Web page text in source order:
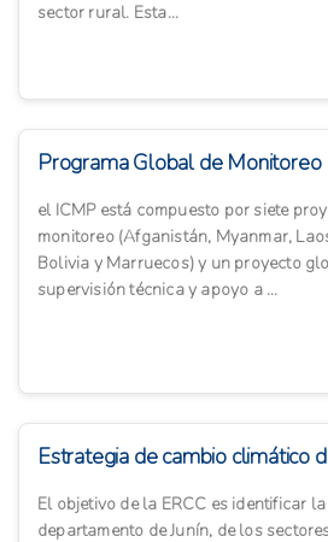
sector rural. Esta...
Programa Global de Monitoreo
el ICMP está compuesto por siete
monitoreo (Afganistán, Myanmar,
Bolivia y Marruecos) y un proyecto
supervisión técnica y apoyo a ...
Estrategia de cambio climático
El objetivo de la ERCC es identificar
departamento de Junín, de los